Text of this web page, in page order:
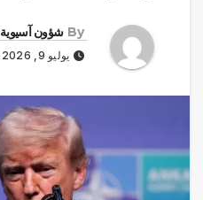
By شؤون آسيوية
يوليو 9, 2026